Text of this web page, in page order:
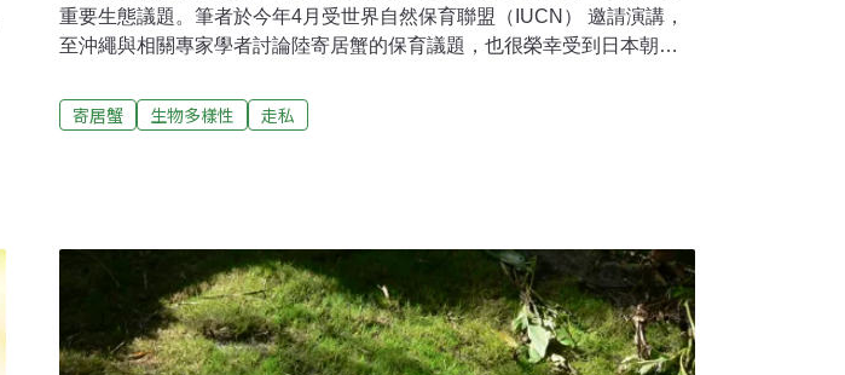
重要生態議題。筆者於今年4月受世界自然保育聯盟（IUCN） 邀請演講，
至沖繩與相關專家學者討論陸寄居蟹的保育議題，也很榮幸受到日本朝日
（植）物貿易會導致目標物種族群數量下降，而混獲的非目標物種族群數
量也會減少。貿易帶來的外來物種入侵，還可能破壞當地生態，這些都是
寄居蟹 生物多樣性 走私